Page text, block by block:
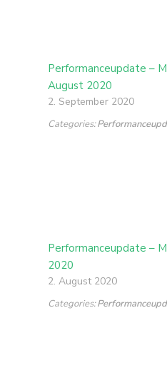
Performanceupdate –
August 2020
2. September 2020
Categories:
Performanceupdate –
2020
2. August 2020
Categories: